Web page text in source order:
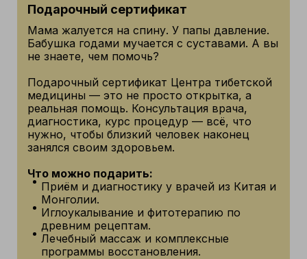
Подарочный сертификат
Мама жалуется на спину. У папы давление.
Бабушка годами мучается с суставами. А вы
не знаете, чем помочь?
Подарочный сертификат Центра тибетской
медицины — это не просто открытка, а
реальная помощь. Консультация врача,
диагностика, курс процедур — всё, что
нужно, чтобы близкий человек наконец
занялся своим здоровьем.
Что можно подарить:
Приём и диагностику у врачей из Китая и
Монголии.
Иглоукалывание и фитотерапию по
древним рецептам.
Лечебный массаж и комплексные
программы восстановления.